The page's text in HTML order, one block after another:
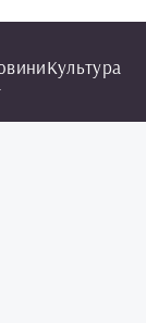
Культура